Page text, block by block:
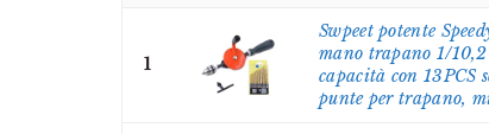
1
Swpeet potente
mano trapano 1/10,2
capacità con 13PCS
punte per trapano,